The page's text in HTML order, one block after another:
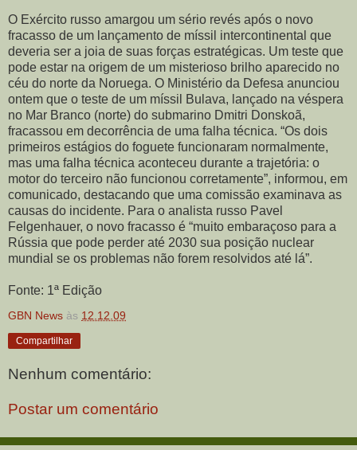
O Exército russo amargou um sério revés após o novo
fracasso de um lançamento de míssil intercontinental que
deveria ser a joia de suas forças estratégicas. Um teste que
pode estar na origem de um misterioso brilho aparecido no
céu do norte da Noruega. O Ministério da Defesa anunciou
ontem que o teste de um míssil Bulava, lançado na véspera
no Mar Branco (norte) do submarino Dmitri Donskoã,
fracassou em decorrência de uma falha técnica. “Os dois
primeiros estágios do foguete funcionaram normalmente,
mas uma falha técnica aconteceu durante a trajetória: o
motor do terceiro não funcionou corretamente”, informou, em
comunicado, destacando que uma comissão examinava as
causas do incidente. Para o analista russo Pavel
Felgenhauer, o novo fracasso é “muito embaraçoso para a
Rússia que pode perder até 2030 sua posição nuclear
mundial se os problemas não forem resolvidos até lá”.
Fonte: 1ª Edição
GBN News às 12.12.09
Compartilhar
Nenhum comentário:
Postar um comentário